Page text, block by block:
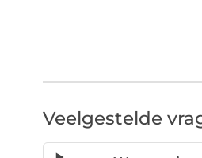
Veelgestelde